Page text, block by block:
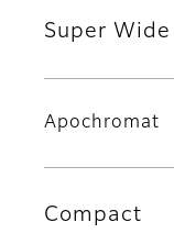
Super Wide
Apochromat
Compact